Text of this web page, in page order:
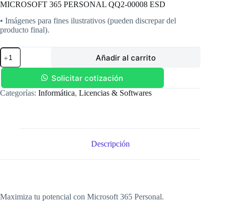
MICROSOFT 365 PERSONAL QQ2-00008 ESD
• Imágenes para fines ilustrativos (pueden discrepar del
producto final).
MICROSOFT
365
PERSONAL
00008
ESD
Añadir al carrito
Solicitar cotización
Categorías: Informática, Licencias & Softwares
Descripción
Maximiza tu potencial con Microsoft 365 Personal.